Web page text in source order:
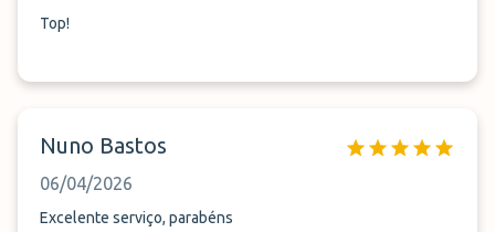
Top!
Nuno Bastos
06/04/2026
Excelente serviço, parabéns